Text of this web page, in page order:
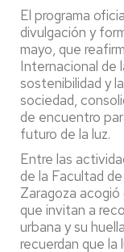
El programa
divulgación y
mayo, que
Internacional de
sostenibilidad y
sociedad,
de encuentro
futuro de la luz.
Entre las
de la Facultad
Zaragoza
que invitan a
urbana y su
recuerdan que la